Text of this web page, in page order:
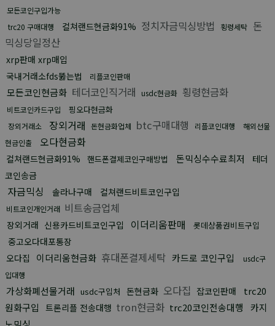
모든코인구입가능
trc20 구매대행
컬쳐랜드현금화91% 정치자금믹싱방법 횡령세탁 돈
믹싱당일정산
xrp판매 xrp매입
국내거래소fds뚫는법
리플코인판매
모든코인현금화 테더코인직거래 usdc현금화 횡령현금화
비트코인카드구입 핑오다현금화
장외거래소 장외거래 돈현금화업체 btc구매대행 리플코인대행
해외선물
현금인출
오다현금화
컬쳐랜드현금화91% 핸드폰결제코인구매방법 돈믹싱수수료최저
테더
코인송금
자금믹싱 솔라나구매 컬쳐랜드비트코인구입
비트코인개인거래 비트송금업체
장외거래 신용카드비트코인구입 이더리움판매 롯데상품권비트구입
중고오다대포통장
오다집
이더리움현금화 휴대폰결제세탁 카드로 코인구입
usdc구
입대행
가상화폐선물거래 usdc구입처 돈현금화 오다집 잡코인판매
trc20
원화구입 트론리플 전송대행 tron현금화 trc20코인전송대행
카지